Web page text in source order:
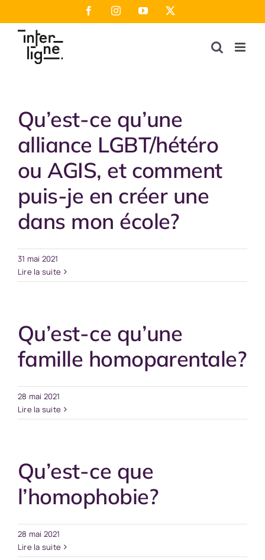
au
contenu
FacebookInstagramYouTube
Qu’est-ce qu’une
alliance LGBT/hétéro
ou AGIS, et comment
puis-je en créer une
dans mon école?
31 mai 2021
Lire la suite
Qu’est-ce qu’une
famille homoparentale?
28 mai 2021
Lire la suite
Qu’est-ce que
l’homophobie?
28 mai 2021
Lire la suite